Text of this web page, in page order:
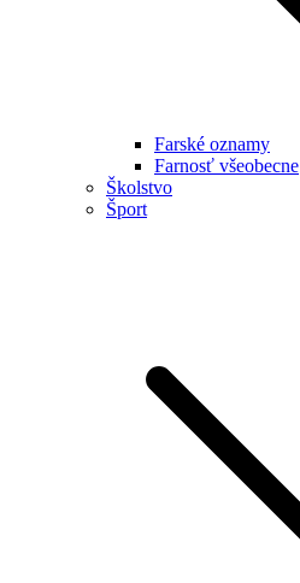
Farské oznamy
Farnosť všeobecne
Školstvo
Šport